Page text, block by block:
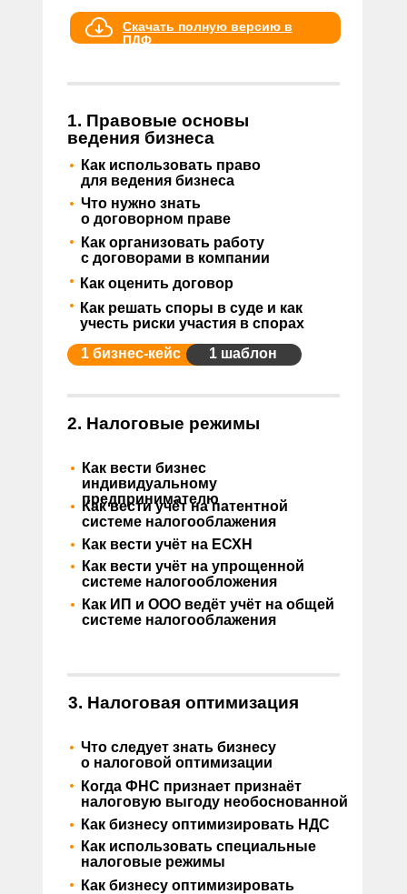
Что следует знать бизнесу
о налоговой оптимизации
•
Когда ФНС признает признаёт
налоговую выгоду необоснованной
•
Как использовать специальные
налоговые режимы
•
Как бизнесу оптимизировать НДС
•
Как бизнесу оптимизировать
•
3. Налоговая оптимизация
Скачать полную версию в
ПДФ
Как вести бизнес
индивидуальному
предпринимателю
•
Как вести учёт на патентной
системе налогооблажения
•
Как вести учёт на ЕСХН
•
Как вести учёт на упрощенной
системе налогообложения
•
Как ИП и ООО ведёт учёт на общей
системе налогооблажения
•
2. Налоговые режимы
Как использовать право
для ведения бизнеса
•
Что нужно знать
о договорном праве
•
Как организовать работу
с договорами в компании
•
1 шаблон
1 бизнес-кейс
• Как оценить договор
• Как решать споры в суде и как
учесть риски участия в спорах
1. Правовые основы
ведения бизнеса